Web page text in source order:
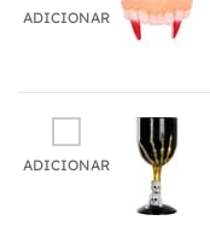
ADICIONAR
ADICIONAR